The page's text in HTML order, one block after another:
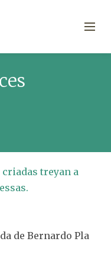
treyan a
de Bernardo Pla